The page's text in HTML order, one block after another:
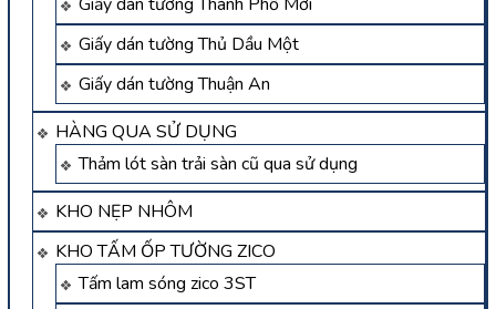
Giấy dán tường Thủ Dầu Một
Giấy dán tường Thuận An
HÀNG QUA SỬ DỤNG
Thảm lót sàn trải sàn cũ qua sử dụng
KHO NẸP NHÔM
KHO TẤM ỐP TƯỜNG ZICO
Tấm lam sóng zico 3ST